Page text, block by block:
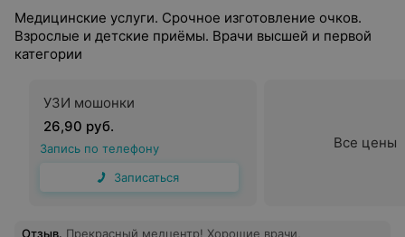
Медицинские услуги. Срочное изготовление очков.
Взрослые и детские приёмы. Врачи высшей и первой
категории
УЗИ мошонки
26,90 руб.
Запись по телефону
Записаться
Все цены
Отзыв. Прекрасный медцентр! Хорошие врачи,